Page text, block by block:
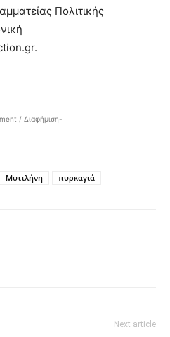
Πολιτικής
/ Διαφήμιση-
Μυτιλήνη πυρκαγιά
Next article